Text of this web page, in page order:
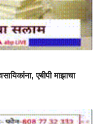
एबीपी माझाचा